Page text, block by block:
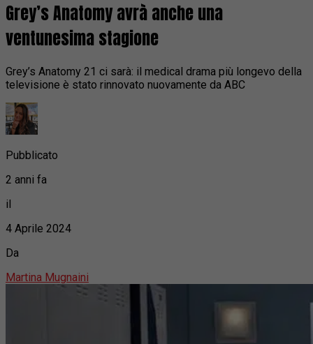
Grey’s Anatomy avrà anche una
ventunesima stagione
Grey’s Anatomy 21 ci sarà: il medical drama più longevo della
televisione è stato rinnovato nuovamente da ABC
Pubblicato
2 anni fa
il
4 Aprile 2024
Da
Martina Mugnaini